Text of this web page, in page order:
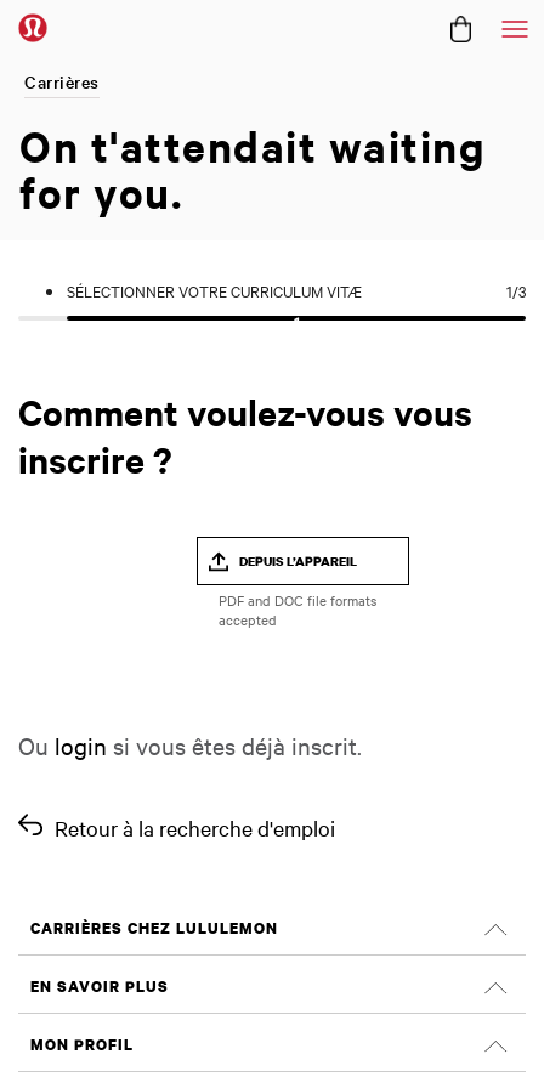
Carrières
On t'attendait waiting
for you.
SÉLECTIONNER VOTRE CURRICULUM VITÆ 1/3
Comment voulez-vous vous
inscrire ?
DEPUIS L’APPAREIL
Ou login si vous êtes déjà inscrit.
Retour à la recherche d'emploi
CARRIÈRES CHEZ LULULEMON
Rechercher des emplois
EN SAVOIR PLUS
Durabilité et effet social
MON PROFIL